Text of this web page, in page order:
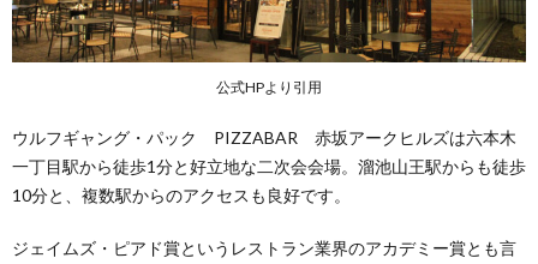
公式HPより引用
ウルフギャング・パック PIZZABAR 赤坂アークヒルズは六本木
一丁目駅から徒歩1分と好立地な二次会会場。溜池山王駅からも徒歩
10分と、複数駅からのアクセスも良好です。
ジェイムズ・ピアド賞というレストラン業界のアカデミー賞とも言